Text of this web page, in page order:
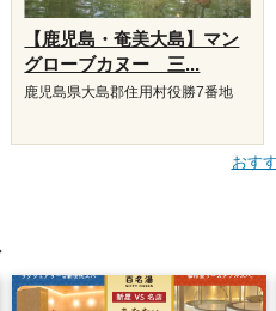
【鹿児島・奄美大島】マン
グローブカヌー 三...
鹿児島県大島郡住用村役勝7番地
おす